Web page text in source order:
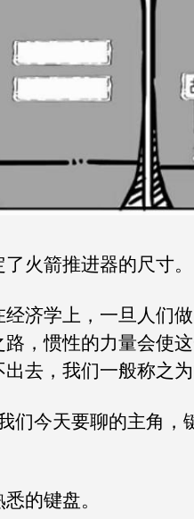
火箭推进器的尺寸。
济学上，一旦人们做
，惯性的力量会使
去，我们一般称之为
们今天要聊的主角，
的键盘。